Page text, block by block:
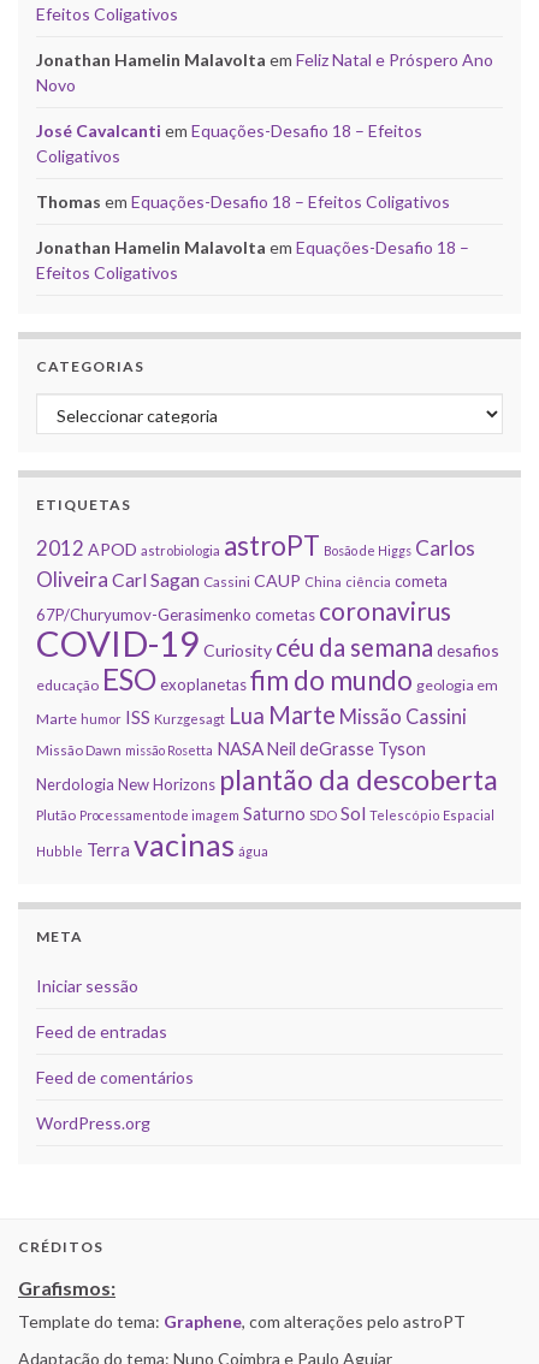
Efeitos Coligativos
Jonathan Hamelin Malavolta em Feliz Natal e Próspero Ano
Novo
José Cavalcanti em Equações-Desafio 18 – Efeitos
Coligativos
Thomas em Equações-Desafio 18 – Efeitos Coligativos
Jonathan Hamelin Malavolta em Equações-Desafio 18 –
Efeitos Coligativos
CATEGORIAS
Categorias
ETIQUETAS
2012 APOD astrobiologia astroPT Bosão de Higgs Carlos
Oliveira Carl Sagan Cassini CAUP China ciência cometa
67P/Churyumov-Gerasimenko cometas coronavirus
COVID-19 Curiosity céu da semana desafios
educação ESOexoplanetasfim do mundo geologia em
Marte humor ISS Kurzgesagt Lua Marte Missão Cassini
Missão Dawn missão Rosetta NASANeil deGrasse Tyson
Nerdologia New Horizons plantão da descoberta
Plutão Processamento de imagem Saturno SDO Sol Telescópio Espacial
Hubble Terra vacinas água
META
Iniciar sessão
Feed de entradas
Feed de comentários
WordPress.org
CRÉDITOS
Grafismos:
Template do tema: Graphene, com alterações pelo astroPT
Adaptação do tema: Nuno Coimbra e Paulo Aguiar